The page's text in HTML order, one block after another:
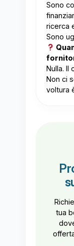
Sono
ricerca
Sono
Nulla. Il
Non ci
voltura
tua